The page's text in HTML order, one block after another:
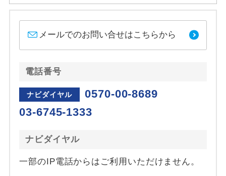
メールでのお問い合せはこちらから
電話番号
ナビダイヤル
0570-00-8689
03-6745-1333
ナビダイヤル
一部のIP電話からはご利用いただけません。